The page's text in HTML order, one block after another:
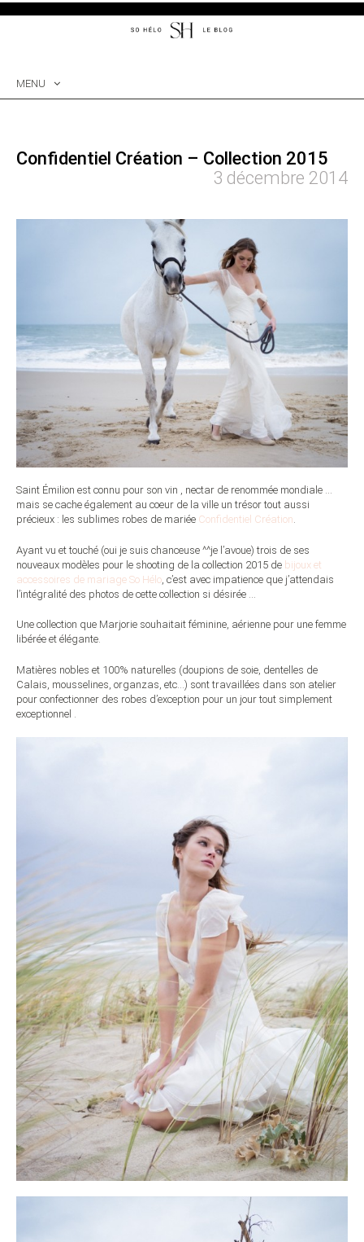
MENU
Confidentiel Création – Collection 2015
3 décembre 2014
Saint Émilion est connu pour son vin , nectar de renommée mondiale …
mais se cache également au coeur de la ville un trésor tout aussi
précieux : les sublimes robes de mariée Confidentiel Création.
Ayant vu et touché (oui je suis chanceuse ^^je l’avoue) trois de ses
nouveaux modèles pour le shooting de la collection 2015 de bijoux et
accessoires de mariage So Hélo , c’est avec impatience que j’attendais
l’intégralité des photos de cette collection si désirée …
Une collection que Marjorie souhaitait féminine, aérienne pour une femme
libérée et élégante.
Matières nobles et 100% naturelles (doupions de soie, dentelles de
Calais, mousselines, organzas, etc…) sont travaillées dans son atelier
pour confectionner des robes d’exception pour un jour tout simplement
exceptionnel .